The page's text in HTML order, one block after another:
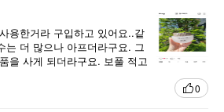
는 더 많으나 아프더라구요. 그
0